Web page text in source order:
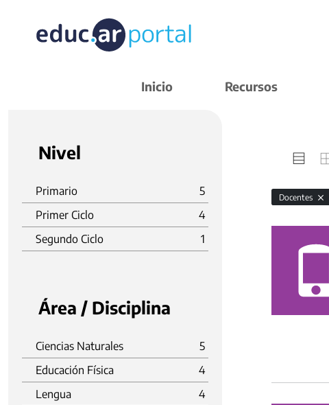
Inicio Recursos
Nivel
Primario
5
Primer Ciclo
4
Segundo Ciclo
1
Área / Disciplina
Ciencias Naturales
5
Educación Física
4
Lengua
4
Docentes